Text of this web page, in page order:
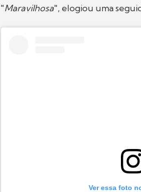
"Maravilhosa", elogiou uma
Ver essa foto